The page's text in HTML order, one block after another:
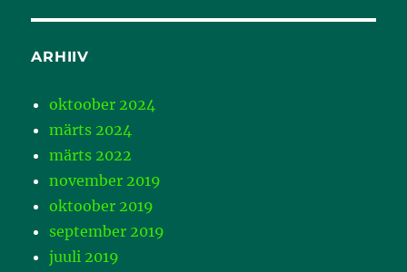
ARHIIV
oktoober 2024
märts 2024
märts 2022
november 2019
oktoober 2019
september 2019
juuli 2019